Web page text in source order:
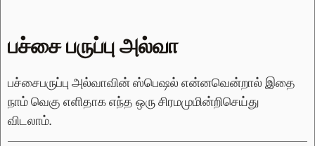
பச்சை பருப்பு அல்வா
பச்சைபருப்பு அல்வாவின் ஸ்பெஷல் என்னவென்றால் இதை
நாம் வெகு எளிதாக எந்த ஒரு சிரமமுமின்றிசெய்து
விடலாம்.